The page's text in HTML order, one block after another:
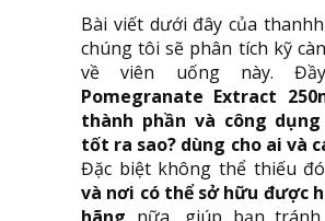
Bài viết dưới đây của
chúng tôi sẽ phân tích kỹ
về viên uống này.
Pomegranate Extract
thành phần và công
tốt ra sao? dùng cho ai và
Đặc biệt không thể thiếu
và nơi có thể sở hữu được